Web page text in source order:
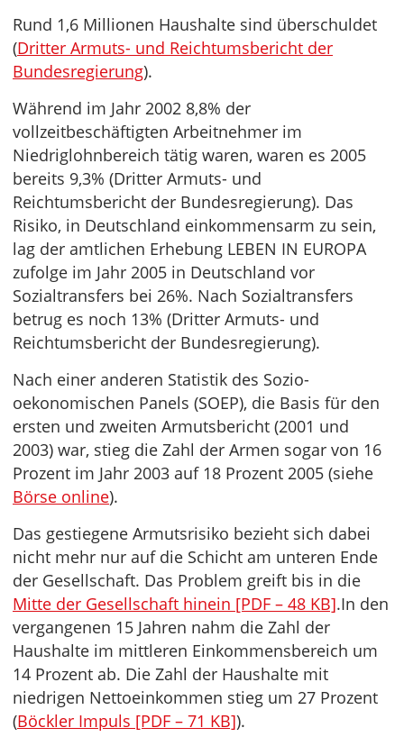
Rund 1,6 Millionen Haushalte sind überschuldet
(Dritter Armuts- und Reichtumsbericht der
Bundesregierung).
Während im Jahr 2002 8,8% der
vollzeitbeschäftigten Arbeitnehmer im
Niedriglohnbereich tätig waren, waren es 2005
bereits 9,3% (Dritter Armuts- und
Reichtumsbericht der Bundesregierung). Das
Risiko, in Deutschland einkommensarm zu sein,
lag der amtlichen Erhebung LEBEN IN EUROPA
zufolge im Jahr 2005 in Deutschland vor
Sozialtransfers bei 26%. Nach Sozialtransfers
betrug es noch 13% (Dritter Armuts- und
Reichtumsbericht der Bundesregierung).
Nach einer anderen Statistik des Sozio-
oekonomischen Panels (SOEP), die Basis für den
ersten und zweiten Armutsbericht (2001 und
2003) war, stieg die Zahl der Armen sogar von 16
Prozent im Jahr 2003 auf 18 Prozent 2005 (siehe
Börse online).
Das gestiegene Armutsrisiko bezieht sich dabei
nicht mehr nur auf die Schicht am unteren Ende
der Gesellschaft. Das Problem greift bis in die
Mitte der Gesellschaft hinein [PDF – 48 KB].In den
vergangenen 15 Jahren nahm die Zahl der
Haushalte im mittleren Einkommensbereich um
14 Prozent ab. Die Zahl der Haushalte mit
niedrigen Nettoeinkommen stieg um 27 Prozent
(Böckler Impuls [PDF – 71 KB]).